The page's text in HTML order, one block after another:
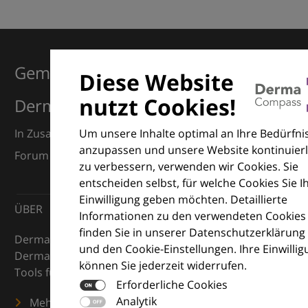
Diese Website
nutzt Cookies!
Um unsere Inhalte optimal an Ihre
anzupassen und unsere Website
zu verbessern, verwenden wir Cookies. Sie
entscheiden selbst, für welche Cookies Sie
Einwilligung geben möchten. Detaillierte
Informationen zu den verwendeten Cookies
finden Sie in unserer Datenschutzerklärung
und den Cookie-Einstellungen. Ihre
können Sie jederzeit widerrufen.
Erforderliche Cookies
Analytik
Gemeinsam für Exzellenz in der
Dermatologie
In Zusammenarbeit mit dem European Dermatology
Forum (EDF) und Euroderm Excellence
ÜBER
DermaCompass ist Ihr digitaler Kompass für die
Dermatologie – mit Wissen, Bildern und praktischen
Tools für den klinischen Alltag.
Mehr erfahren